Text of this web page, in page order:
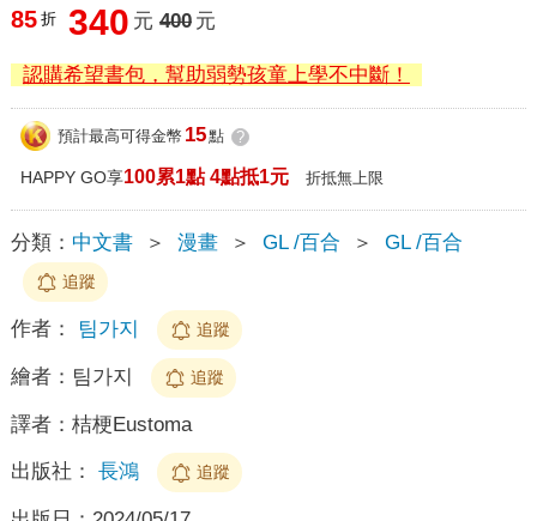
85 折 340 元 400 元
認購希望書包，幫助弱勢孩童上學不中斷！
預計最高可得金幣 15點 ?
HAPPY GO享100累1點 4點抵1元 折抵無上限
分類： 中文書 ＞ 漫畫 ＞ GL /百合 ＞ GL /百合
追蹤
作者： 팀가지 追蹤
繪者： 팀가지 追蹤
譯者： 桔梗Eustoma
出版社： 長鴻 追蹤